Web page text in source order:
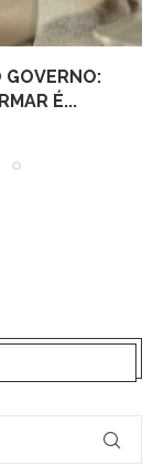
GOVERNO:
É...